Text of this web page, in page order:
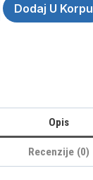
Dodaj U Korpu
Opis
Recenzije (0)